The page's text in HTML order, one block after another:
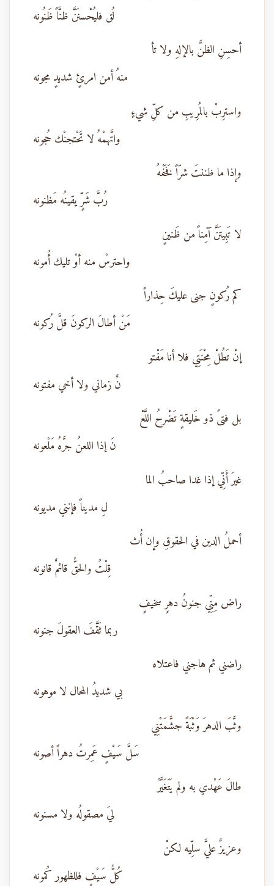
لُق فليُحْسنَنَّ ظنَّاً ظَنُونه
أحسِنِ الظنَّ بالإلهِ ولا تأ
منهُ أمن امرئٍ شديدٍ مجونه
واسترِبْ بالمُرِيبِ من كلِّ شيءٍ
واتَّهمْهُ لا تَحْتجنْك حُجونه
وإذا ما ظننتَ شرّاً فَخَفْهُ
رُبَّ شَرٍّ يقينُه مَظنونه
لا تَبِيتَنَّ آمِناً من ظَنينٍ
واحترسْ منه أوْ تليك أُمونه
كم رُكونٍ جنى عليكَ حِذاراً
مَنْ أطالَ الركونَ قلَّ رُكونه
إنْ تَطُلْ مِحْنَتِي فلا أنا مَفْتو
نٌ زماني ولا أخي مفتونه
بل فتىً ذو خَليقةٍ تَضْرحُ اللَّعْ
نَ إذا اللعنُ جرَّهُ مَلْعونه
غيرَ أَنِّي إذا غدا صاحبُ الما
لِ مديناً فإنني مديونه
أحملُ الدين في الحقوقِ وإن أُث
قِلْتُ والحقُّ قائمٌ قانونه
راض مِنِّي جنونُ دهرٍ سخيفٍ
ربما ثَقَّفَ العقولَ جنونه
راضني ثم هاجني فاعتلاه
بي شديدُ المحال لا موهونه
وثَّبَ الدهرَ وَثْبَةً جشَّمَتْنِي
سَلَّ سَيْفٍ عَمِرتُ دهراً أصونه
طالَ عَهْدي به ولم يَتَغَيَّرْ
ليَ مصقولُه ولا مسنونه
وعزيزٌ عليَّ سلِّيه لكنْ
كُلُّ سَيْفٍ فللظهور كُمونه